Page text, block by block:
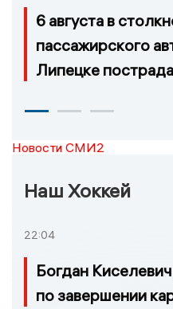
6 августа в
пассажирского
Липецке
Новости СМИ2
Наш Хоккей
22:04
Богдан
по завершении